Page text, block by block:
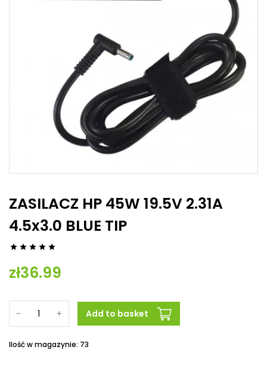
ZASILACZ HP 45W 19.5V 2.31A
4.5x3.0 BLUE TIP
    
zł36.99
- + Add to basket
Ilość w magazynie: 73